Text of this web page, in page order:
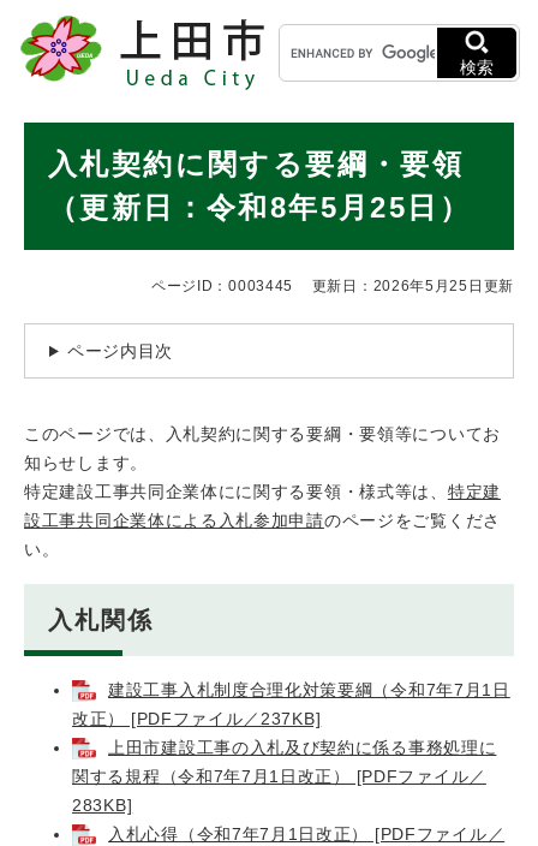
メニューを飛ばして本文へ
キ
ー
ワ
検
検索
入札契約に関する要綱・要領
（更新日：令和8年5月25日）
ページID：0003445 更新日：2026年5月25日更新
ページ内目次
このページでは、入札契約に関する要綱・要領等についてお
知らせします。
特定建設工事共同企業体にに関する要領・様式等は、 特定建
設工事共同企業体による入札参加申請のページをご覧くださ
い。
入札関係
建設工事入札制度合理化対策要綱（令和7年7月1日
改正） [PDFファイル／237KB]
上田市建設工事の入札及び契約に係る事務処理に
関する規程（令和7年7月1日改正） [PDFファイル／
283KB]
入札心得（令和7年7月1日改正） [PDFファイル／